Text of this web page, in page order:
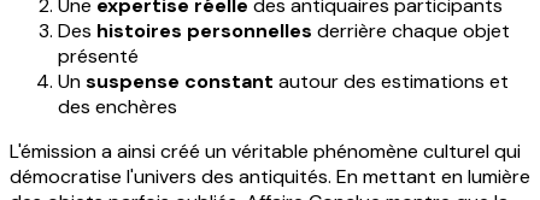
Une expertise réelle des antiquaires participants
Des histoires personnelles derrière chaque objet
présenté
Unsuspense constant autour des estimations et
des enchères
L'émission a ainsi créé un véritable phénomène culturel qui
démocratise l'univers des antiquités. En mettant en lumière